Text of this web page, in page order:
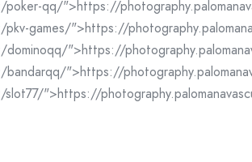
qq/">https://
games/">https://
">https://
">https://
">https://